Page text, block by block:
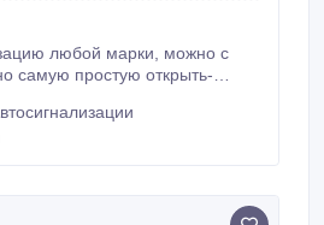
любой марки, можно с
самую простую открыть-
по цене договоримся!.